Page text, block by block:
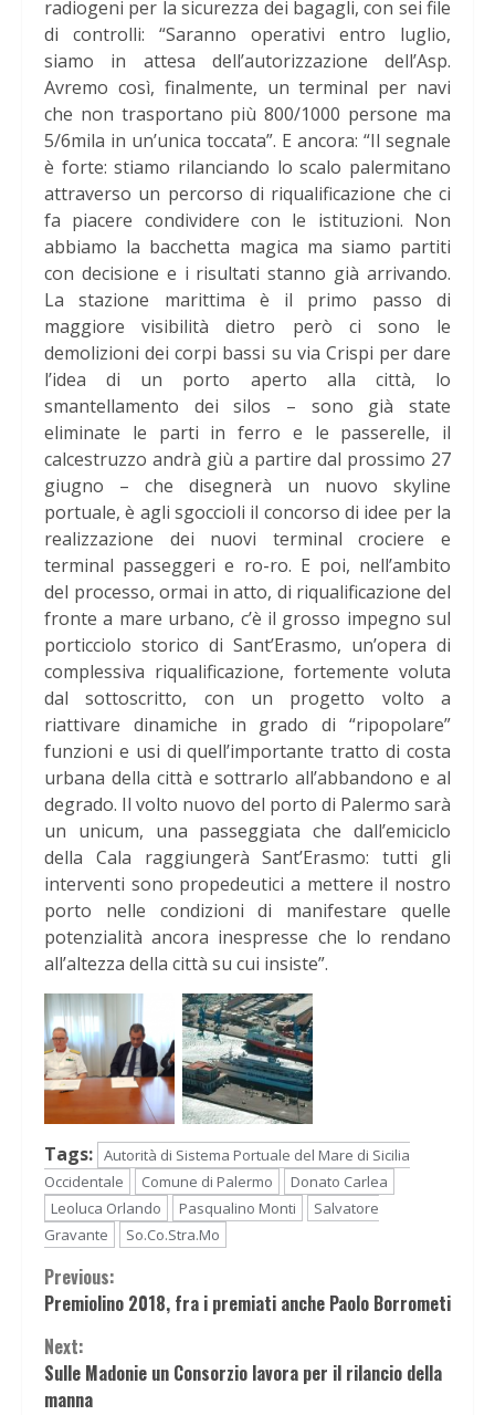
radiogeni per la sicurezza dei bagagli, con sei file
di controlli: “Saranno operativi entro luglio,
siamo in attesa dell’autorizzazione dell’Asp.
Avremo così, finalmente, un terminal per navi
che non trasportano più 800/1000 persone ma
5/6mila in un’unica toccata”. E ancora: “Il segnale
è forte: stiamo rilanciando lo scalo palermitano
attraverso un percorso di riqualificazione che ci
fa piacere condividere con le istituzioni. Non
abbiamo la bacchetta magica ma siamo partiti
con decisione e i risultati stanno già arrivando.
La stazione marittima è il primo passo di
maggiore visibilità dietro però ci sono le
demolizioni dei corpi bassi su via Crispi per dare
l’idea di un porto aperto alla città, lo
smantellamento dei silos – sono già state
eliminate le parti in ferro e le passerelle, il
calcestruzzo andrà giù a partire dal prossimo 27
giugno – che disegnerà un nuovo skyline
portuale, è agli sgoccioli il concorso di idee per la
realizzazione dei nuovi terminal crociere e
terminal passeggeri e ro-ro. E poi, nell’ambito
del processo, ormai in atto, di riqualificazione del
fronte a mare urbano, c’è il grosso impegno sul
porticciolo storico di Sant’Erasmo, un’opera di
complessiva riqualificazione, fortemente voluta
dal sottoscritto, con un progetto volto a
riattivare dinamiche in grado di “ripopolare”
funzioni e usi di quell’importante tratto di costa
urbana della città e sottrarlo all’abbandono e al
degrado. Il volto nuovo del porto di Palermo sarà
un unicum, una passeggiata che dall’emiciclo
della Cala raggiungerà Sant’Erasmo: tutti gli
interventi sono propedeutici a mettere il nostro
porto nelle condizioni di manifestare quelle
potenzialità ancora inespresse che lo rendano
all’altezza della città su cui insiste”.
Tags: Autorità di Sistema Portuale del Mare di Sicilia
Occidentale
Comune di Palermo
Donato Carlea
Leoluca Orlando
Pasqualino Monti
Salvatore
Gravante
So.Co.Stra.Mo
Continue
Reading
Previous:
Premiolino 2018, fra i premiati anche Paolo Borrometi
Next:
Sulle Madonie un Consorzio lavora per il rilancio della
manna